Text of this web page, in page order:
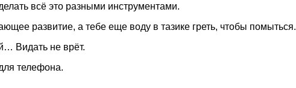
всё это разными инструментами.
развитие, а тебе еще воду в тазике греть, чтобы помыться.
Видать не врёт.
телефона.